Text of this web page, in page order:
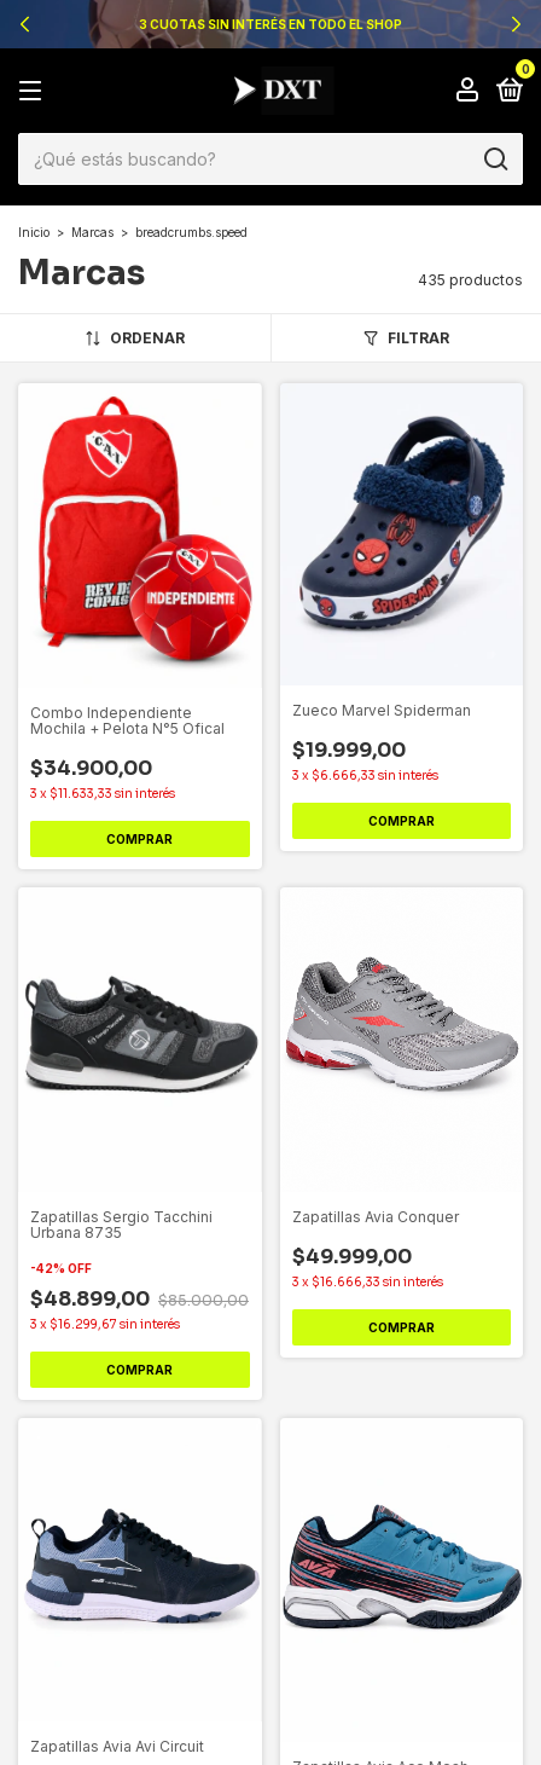
3 CUOTAS SIN INTERÉS EN TODO EL SHOP
0
Inicio > Marcas > breadcrumbs.speed
Marcas 435 productos
ORDENAR FILTRAR
Combo Independiente
Mochila + Pelota N°5 Ofical
$34.900,00
3 x $11.633,33 sin interés
COMPRAR
Zueco Marvel Spiderman
$19.999,00
3 x $6.666,33 sin interés
COMPRAR
Zapatillas Sergio Tacchini
Urbana 8735
-42% OFF
$48.899,00 $85.000,00
3 x $16.299,67 sin interés
COMPRAR
Zapatillas Avia Conquer
$49.999,00
3 x $16.666,33 sin interés
COMPRAR
Zapatillas Avia Avi Circuit